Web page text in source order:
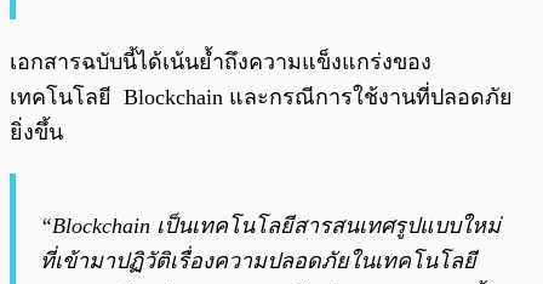
เอกสารฉบับนี้ได้เน้นย้ำถึงความแข็งแกร่งของ
เทคโนโลยี Blockchain และกรณีการใช้งานที่ปลอดภัย
ยิ่งขึ้น
“Blockchain เป็นเทคโนโลยีสารสนเทศรูปแบบใหม่
ที่เข้ามาปฏิวัติเรื่องความปลอดภัยในเทคโนโลยี